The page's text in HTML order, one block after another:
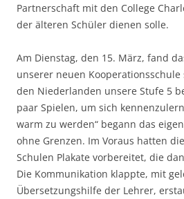
Partnerschaft mit den College
der älteren Schüler dienen solle.
Am Dienstag, den 15. März, fand
unserer neuen Kooperationsschule
den Niederlanden unsere Stufe 5
paar Spielen, um sich
warm zu werden“ begann das
ohne Grenzen. Im Voraus hatten
Schulen Plakate vorbereitet, die
Die Kommunikation klappte, mit
Übersetzungshilfe der Lehrer,